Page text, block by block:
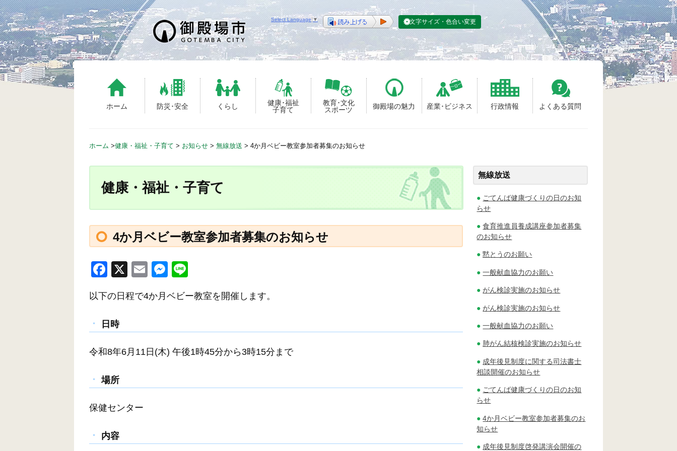
S
k
i
p
t
o
c
ホーム 防災･安全 くらし
健康･福祉
子育て
教育･文化
スポーツ
御殿場の魅力 産業･ビジネス 行政情報 よくある質問
Select Language ▼ 文字サイズ・色合い変更
ホーム >健康・福祉・子育て > お知らせ > 無線放送 > 4か月ベビー教室参加者募集のお知らせ
健康・福祉・子育て
4か月ベビー教室参加者募集のお知らせ
F
c
e
b
o
k
X
E
ail
M
ss
n
g
e
以下の日程で4か月ベビー教室を開催します。
日時
令和8年6月11日(木) 午後1時45分から3時15分まで
場所
保健センター
内容
無線放送
ごてんば健康づくりの日のお知
らせ
食育推進員養成講座参加者募集
のお知らせ
黙とうのお願い
一般献血協力のお願い
がん検診実施のお知らせ
がん検診実施のお知らせ
一般献血協力のお願い
肺がん結核検診実施のお知らせ
成年後見制度に関する司法書士
相談開催のお知らせ
ごてんば健康づくりの日のお知
らせ
4か月ベビー教室参加者募集のお
知らせ
成年後見制度啓発講演会開催の